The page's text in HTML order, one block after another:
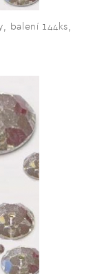
balení 144ks,